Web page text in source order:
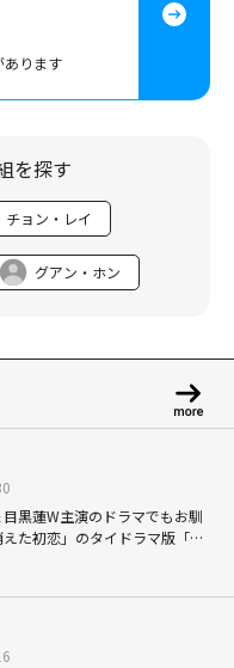
ります
を探す
チョン・レイ
グアン・ホン
黒蓮W主演のドラマでもお馴
た初恋」のタイドラマ版「My